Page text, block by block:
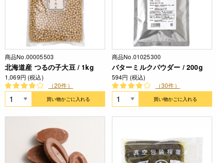
商品No.00005503
北海道産 つるの子大豆 / 1kg
1,069円 (税込)
（20件）
買い物かごに入れる
商品No.01025300
バターミルクパウダー / 200g
594円 (税込)
（30件）
買い物かごに入れる